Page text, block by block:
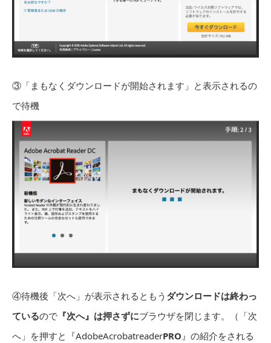
③「まもなくダウンロードが開始されます」と表示されるの
で待機
④待機後「次へ」が表示されるともう ダウンロードは終わっ
ているので 『次へ』は押さずにブラウザを閉じます。（「次
へ」を押すと『AdobeAcrobatreaderPRO』の紹介をされる